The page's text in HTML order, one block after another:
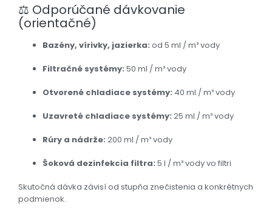
⚖️ Odporúčané dávkovanie
(orientačné)
Bazény, vírivky, jazierka: od 5 ml / m³ vody
Filtračné systémy: 50 ml / m³ vody
Otvorené chladiace systémy: 40 ml / m³ vody
Uzavreté chladiace systémy: 25 ml / m³ vody
Rúry a nádrže: 200 ml / m³ vody
Šoková dezinfekcia filtra: 5 l / m³ vody vo filtri
Skutočná dávka závisí od stupňa znečistenia a konkrétnych
podmienok.